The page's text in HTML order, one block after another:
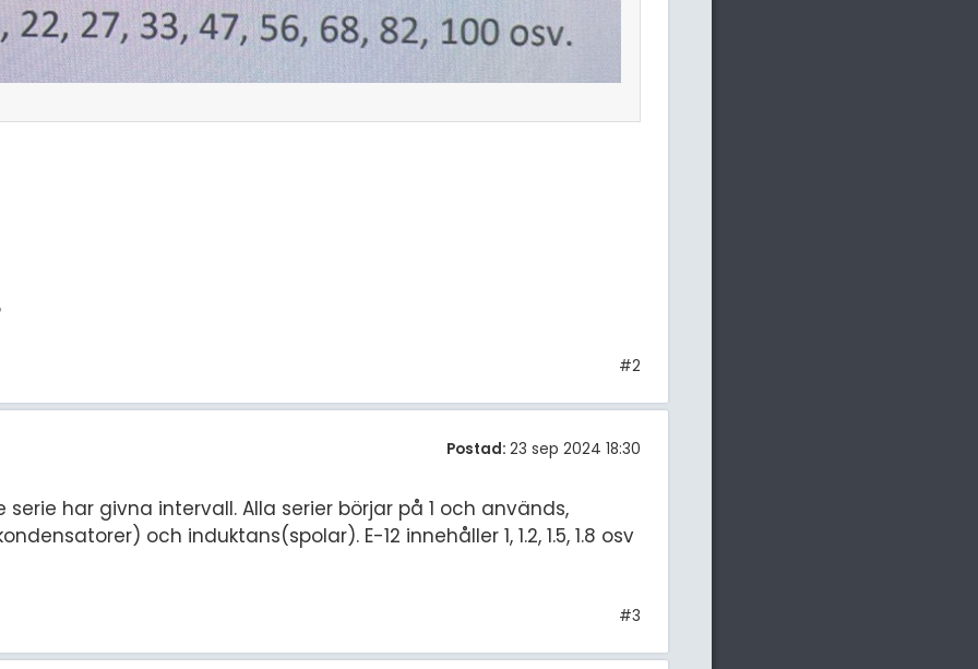
#2
Postad: 23 sep 2024 18:30
har givna intervall. Alla serier börjar på 1 och används,
och induktans(spolar). E-12 innehåller 1, 1.2, 1.5, 1.8 osv
#3